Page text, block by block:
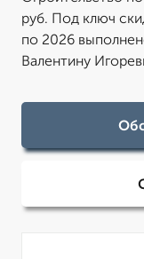
руб. Под ключ
по 2026
Валентину